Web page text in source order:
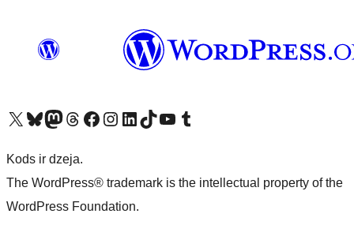
Apmeklējiet mūsu X (agrāk Twitter) kontu
Apmeklējiet mūsu Bluesky kontu
Apmeklējiet mūsu Mastodon kontu
Apmeklējiet mūsu Threads kontu
Apmeklējiet mūsu Facebook lapuApmeklējiet mūsu Instagram kontu
Apmeklējiet mūsu LinkedIn kontu
Apmeklējiet mūsu TikTok kontu
Apmeklējiet mūsu YouTube kanālu
Apmeklējiet mūsu Tumblr kontu
Kods ir dzeja.
The WordPress® trademark is the intellectual property of the
WordPress Foundation.